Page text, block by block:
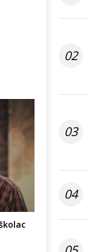
02
03
04